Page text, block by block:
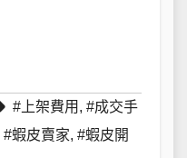
#上架費用 , #成交手
#蝦皮賣家, #蝦皮開